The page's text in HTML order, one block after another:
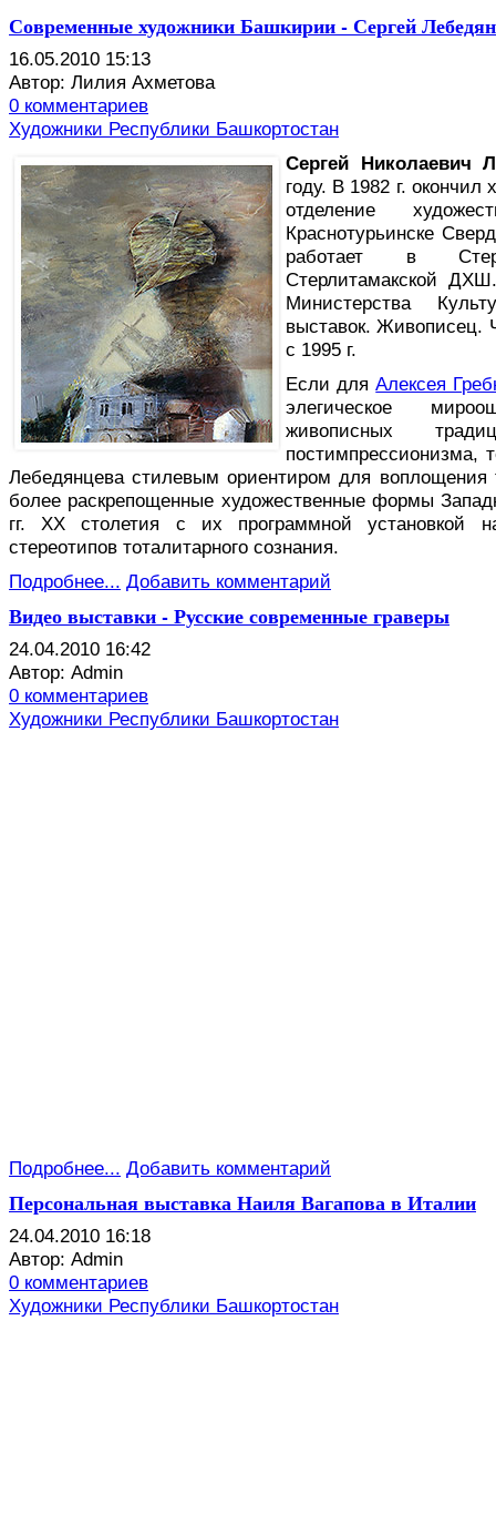
Современные художники Башкирии - Сергей
16.05.2010 15:13
Автор: Лилия Ахметова
0 комментариев
Художники Республики Башкортостан
Сергей Николаевич
году. В 1982 г.
отделение
Краснотурьинске
работает в
Стерлитамакской
Министерства
выставок. Живописец.
с 1995 г.
Если дляАлексея
элегическое
живописных
постимпрессионизма,
Лебедянцева стилевым ориентиром для
более раскрепощенные художественные формы
гг. ХХ столетия с их программной установкой
стереотипов тоталитарного сознания.
Подробнее... Добавить комментарий
Видео выставки - Русские современные граверы
24.04.2010 16:42
Автор: Admin
0 комментариев
Художники Республики Башкортостан
Подробнее... Добавить комментарий
Персональная выставка Наиля Вагапова в Италии
24.04.2010 16:18
Автор: Admin
0 комментариев
Художники Республики Башкортостан